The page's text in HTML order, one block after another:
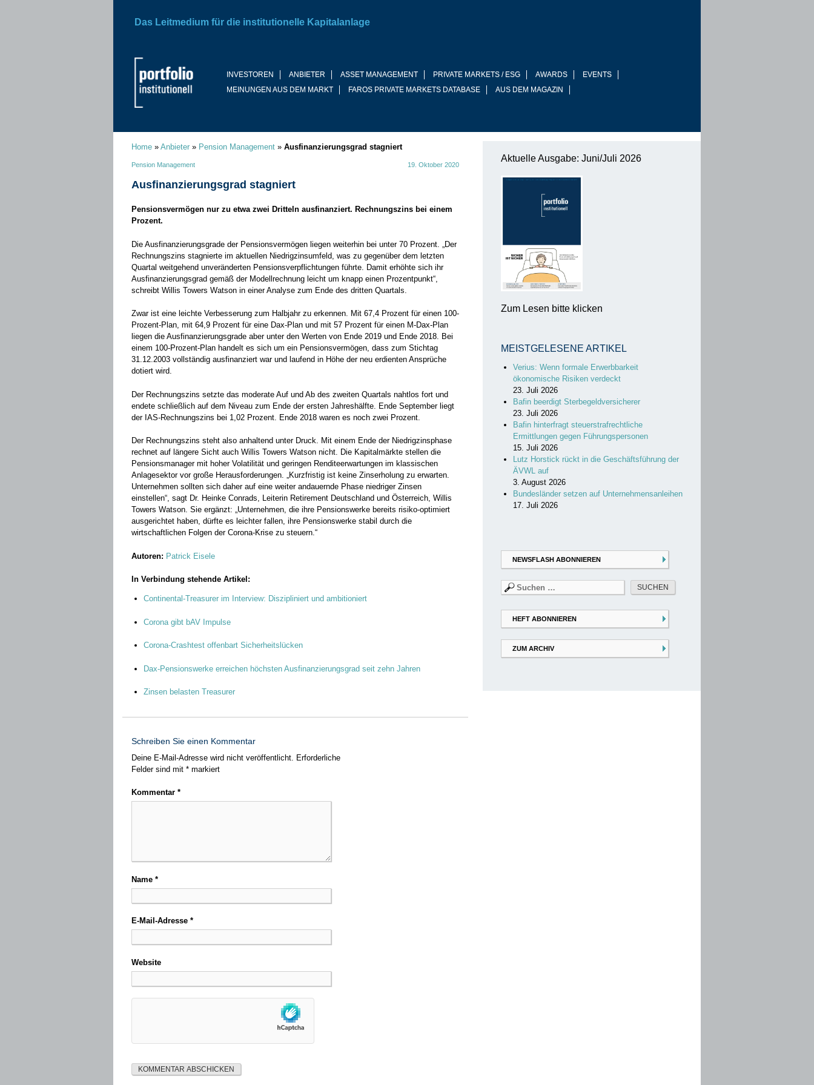
INVESTOREN ANBIETER ASSET MANAGEMENT PRIVATE MARKETS / ESG AWARDS
EVENTS
MEINUNGEN AUS DEM MARKT
FAROS PRIVATE MARKETS DATABASE AUS DEM MAGAZIN
Das Leitmedium für die institutionelle Kapitalanlage
Home » Anbieter » Pension Management » Ausfinanzierungsgrad stagniert
Pension Management 19. Oktober 2020
Ausfinanzierungsgrad stagniert
Pensionsvermögen nur zu etwa zwei Dritteln ausfinanziert. Rechnungszins bei einem
Prozent.
Die Ausfinanzierungsgrade der Pensionsvermögen liegen weiterhin bei unter 70 Prozent. „Der
Rechnungszins stagnierte im aktuellen Niedrigzinsumfeld, was zu gegenüber dem letzten
Quartal weitgehend unveränderten Pensionsverpflichtungen führte. Damit erhöhte sich ihr
Ausfinanzierungsgrad gemäß der Modellrechnung leicht um knapp einen Prozentpunkt“,
schreibt Willis Towers Watson in einer Analyse zum Ende des dritten Quartals.
Zwar ist eine leichte Verbesserung zum Halbjahr zu erkennen. Mit 67,4 Prozent für einen 100-
Prozent-Plan, mit 64,9 Prozent für eine Dax-Plan und mit 57 Prozent für einen M-Dax-Plan
liegen die Ausfinanzierungsgrade aber unter den Werten von Ende 2019 und Ende 2018. Bei
einem 100-Prozent-Plan handelt es sich um ein Pensionsvermögen, dass zum Stichtag
31.12.2003 vollständig ausfinanziert war und laufend in Höhe der neu erdienten Ansprüche
dotiert wird.
Der Rechnungszins setzte das moderate Auf und Ab des zweiten Quartals nahtlos fort und
endete schließlich auf dem Niveau zum Ende der ersten Jahreshälfte. Ende September liegt
der IAS-Rechnungszins bei 1,02 Prozent. Ende 2018 waren es noch zwei Prozent.
Der Rechnungszins steht also anhaltend unter Druck. Mit einem Ende der Niedrigzinsphase
rechnet auf längere Sicht auch Willis Towers Watson nicht. Die Kapitalmärkte stellen die
Pensionsmanager mit hoher Volatilität und geringen Renditeerwartungen im klassischen
Anlagesektor vor große Herausforderungen. „Kurzfristig ist keine Zinserholung zu erwarten.
Unternehmen sollten sich daher auf eine weiter andauernde Phase niedriger Zinsen
einstellen“, sagt Dr. Heinke Conrads, Leiterin Retirement Deutschland und Österreich, Willis
Towers Watson. Sie ergänzt: „Unternehmen, die ihre Pensionswerke bereits risiko-optimiert
ausgerichtet haben, dürfte es leichter fallen, ihre Pensionswerke stabil durch die
wirtschaftlichen Folgen der Corona-Krise zu steuern.“
Autoren: Patrick Eisele
In Verbindung stehende Artikel:
Continental-Treasurer im Interview: Diszipliniert und ambitioniert
Corona gibt bAV Impulse
Corona-Crashtest offenbart Sicherheitslücken
Dax-Pensionswerke erreichen höchsten Ausfinanzierungsgrad seit zehn Jahren
Zinsen belasten Treasurer
Schreiben Sie einen Kommentar
Deine E-Mail-Adresse wird nicht veröffentlicht. Erforderliche
Felder sind mit * markiert
Kommentar *
Name *
E-Mail-Adresse *
Website
Aktuelle Ausgabe: Juni/Juli 2026
Zum Lesen bitte klicken
MEISTGELESENE ARTIKEL
Verius: Wenn formale Erwerbbarkeit
ökonomische Risiken verdeckt
23. Juli 2026
Bafin beerdigt Sterbegeldversicherer
23. Juli 2026
Bafin hinterfragt steuerstrafrechtliche
Ermittlungen gegen Führungspersonen
15. Juli 2026
Lutz Horstick rückt in die Geschäftsführung der
ÄVWL auf
3. August 2026
Bundesländer setzen auf Unternehmensanleihen
17. Juli 2026
NEWSFLASH ABONNIEREN
Suchen
nach:
HEFT ABONNIEREN
ZUM ARCHIV